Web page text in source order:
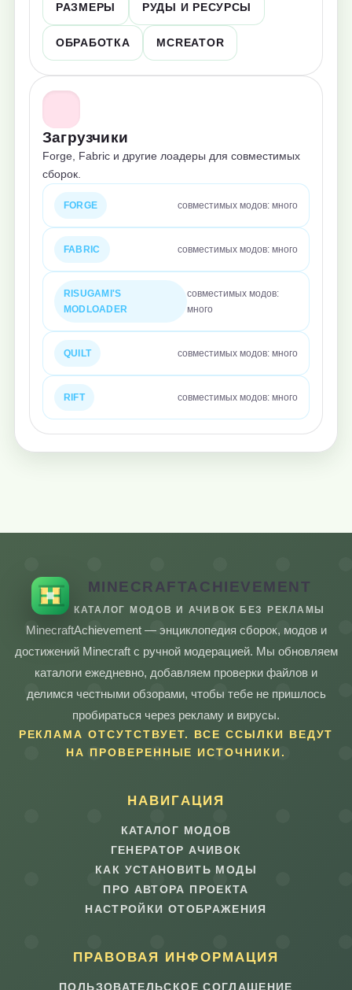
РАЗМЕРЫ РУДЫ И РЕСУРСЫ
ОБРАБОТКА MCREATOR
Загрузчики
Forge, Fabric и другие лоадеры для совместимых
сборок.
FORGE совместимых модов: много
FABRIC совместимых модов: много
RISUGAMI'S
MODLOADER
совместимых модов:
много
QUILT совместимых модов: много
RIFT совместимых модов: много
MINECRAFTACHIEVEMENT
КАТАЛОГ МОДОВ И АЧИВОК БЕЗ РЕКЛАМЫ
MinecraftAchievement — энциклопедия сборок, модов и
достижений Minecraft с ручной модерацией. Мы обновляем
каталоги ежедневно, добавляем проверки файлов и
делимся честными обзорами, чтобы тебе не пришлось
пробираться через рекламу и вирусы.
РЕКЛАМА ОТСУТСТВУЕТ. ВСЕ ССЫЛКИ ВЕДУТ
НА ПРОВЕРЕННЫЕ ИСТОЧНИКИ.
НАВИГАЦИЯ
КАТАЛОГ МОДОВ
ГЕНЕРАТОР АЧИВОК
КАК УСТАНОВИТЬ МОДЫ
ПРО АВТОРА ПРОЕКТА
НАСТРОЙКИ ОТОБРАЖЕНИЯ
ПРАВОВАЯ ИНФОРМАЦИЯ
ПОЛЬЗОВАТЕЛЬСКОЕ СОГЛАШЕНИЕ